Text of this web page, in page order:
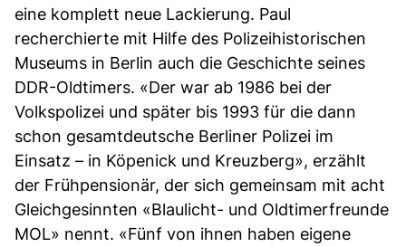
eine komplett neue Lackierung. Paul
recherchierte mit Hilfe des Polizeihistorischen
Museums in Berlin auch die Geschichte seines
DDR-Oldtimers. «Der war ab 1986 bei der
Volkspolizei und später bis 1993 für die dann
schon gesamtdeutsche Berliner Polizei im
Einsatz – in Köpenick und Kreuzberg», erzählt
der Frühpensionär, der sich gemeinsam mit acht
Gleichgesinnten «Blaulicht- und Oldtimerfreunde
MOL» nennt. «Fünf von ihnen haben eigene